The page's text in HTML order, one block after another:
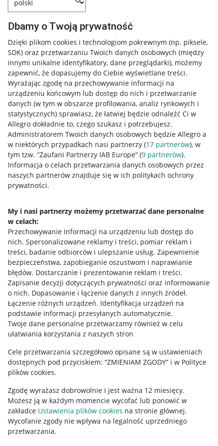
Dbamy o Twoją prywatność
Dzięki plikom cookies i technologiom pokrewnym (np. piksele,
SDK) oraz przetwarzaniu Twoich danych osobowych (między
innymi unikalne identyfikatory, dane przeglądarki), możemy
zapewnić, że dopasujemy do Ciebie wyświetlane treści.
Wyrażając zgodę na przechowywanie informacji na
urządzeniu końcowym lub dostęp do nich i przetwarzanie
danych (w tym w obszarze profilowania, analiz rynkowych i
statystycznych) sprawiasz, że łatwiej będzie odnaleźć Ci w
Allegro dokładnie to, czego szukasz i potrzebujesz.
Administratorem Twoich danych osobowych będzie Allegro a
w niektórych przypadkach nasi partnerzy (17 partnerów), w
tym tzw. “Zaufani Partnerzy IAB Europe” (9 partnerów).
Informacja o celach przetwarzania danych osobowych przez
naszych partnerów znajduje się w ich politykach ochrony
prywatności.
My i nasi partnerzy możemy przetwarzać dane personalne
w celach:
Przechowywanie informacji na urządzeniu lub dostęp do
nich. Spersonalizowane reklamy i treści, pomiar reklam i
treści, badanie odbiorców i ulepszanie usług. Zapewnienie
bezpieczeństwa, zapobieganie oszustwom i naprawianie
błędów. Dostarczanie i prezentowanie reklam i treści.
Zapisanie decyzji dotyczących prywatności oraz informowanie
o nich. Dopasowanie i łączenie danych z innych źródeł.
Łączenie różnych urządzeń. Identyfikacja urządzeń na
podstawie informacji przesyłanych automatycznie.
Twoje dane personalne przetwarzamy również w celu
ułatwiania korzystania z naszych stron
Cele przetwarzania szczegółowo opisane są w ustawieniach
dostępnych pod przyciskiem: “ZMIENIAM ZGODY” i w Polityce
plików cookies.
Zgodę wyrażasz dobrowolnie i jest ważna 12 miesięcy.
Możesz ją w każdym momencie wycofać lub ponowić w
zakładce Ustawienia plików cookies na stronie głównej.
Wycofanie zgody nie wpływa na legalność uprzedniego
przetwarzania.
Przydatne informacje
Jak to działa
Allegro Gadane dla sprzedających
Allegro Gadane dla kupujących
Mapa miejscowości
Informacje prawne
Regulamin
Polityka plików "cookies"
Ustawienia plików "cookies"
Udostępnianie lokalizacji
Informacje dla Aktu o Usługach Cyfrowych
Pobierz aplikację